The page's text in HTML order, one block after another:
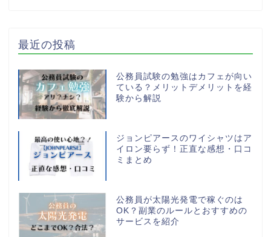
最近の投稿
公務員試験の勉強はカフェが向い
ている？メリットデメリットを経
験から解説
ジョンピアースのワイシャツはア
イロン要らず！正直な感想・口コ
ミまとめ
公務員が太陽光発電で稼ぐのは
OK？副業のルールとおすすめの
サービスを紹介